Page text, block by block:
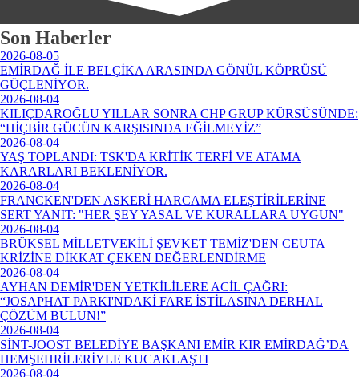
Son Haberler
2026-08-05
EMİRDAĞ İLE BELÇİKA ARASINDA GÖNÜL KÖPRÜSÜ
GÜÇLENİYOR.
2026-08-04
KILIÇDAROĞLU YILLAR SONRA CHP GRUP KÜRSÜSÜNDE:
“HİÇBİR GÜCÜN KARŞISINDA EĞİLMEYİZ”
2026-08-04
YAŞ TOPLANDI: TSK'DA KRİTİK TERFİ VE ATAMA
KARARLARI BEKLENİYOR.
2026-08-04
FRANCKEN'DEN ASKERİ HARCAMA ELEŞTİRİLERİNE
SERT YANIT: "HER ŞEY YASAL VE KURALLARA UYGUN"
2026-08-04
BRÜKSEL MİLLETVEKİLİ ŞEVKET TEMİZ'DEN CEUTA
KRİZİNE DİKKAT ÇEKEN DEĞERLENDİRME
2026-08-04
AYHAN DEMİR'DEN YETKİLİLERE ACİL ÇAĞRI:
“JOSAPHAT PARKI'NDAKİ FARE İSTİLASINA DERHAL
ÇÖZÜM BULUN!”
2026-08-04
SİNT-JOOST BELEDİYE BAŞKANI EMİR KIR EMİRDAĞ’DA
HEMŞEHRİLERİYLE KUCAKLAŞTI
2026-08-04